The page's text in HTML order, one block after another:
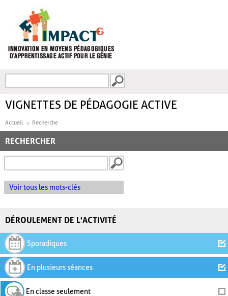
FORMULAIRE DE
VIGNETTES DE PÉDAGOGIE ACTIVE
Accueil Recherche
RECHERCHER
Voir tous les mots-clés
DÉROULEMENT DE L'ACTIVITÉ
Sporadiques
En plusieurs séances
En classe seulement